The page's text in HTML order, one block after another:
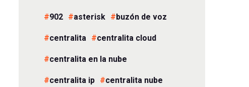
902 asterisk
buzón de voz
centralita
centralita cloud
centralita en la nube
centralita ip
centralita nube